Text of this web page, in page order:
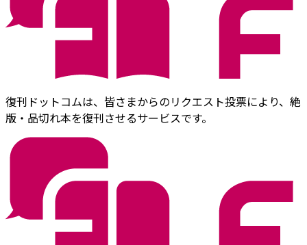
復刊ドットコムは、皆さまからのリクエスト投票により、絶
版・品切れ本を復刊させるサービスです。